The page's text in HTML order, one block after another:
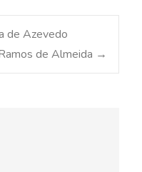
de Azevedo
de Almeida →